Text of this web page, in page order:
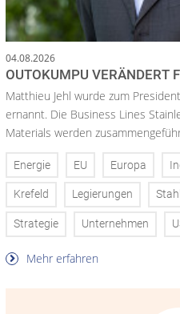
04.08.2026
OUTOKUMPU VERÄNDERT
Matthieu Jehl wurde zum
ernannt. Die Business Lines
Materials werden
Energie EU Europa
Krefeld Legierungen Stahl
Strategie Unternehmen
Mehr erfahren